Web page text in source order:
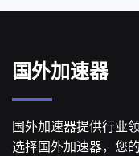
国外加速器
国外加速器提供行业
选择国外加速器，您